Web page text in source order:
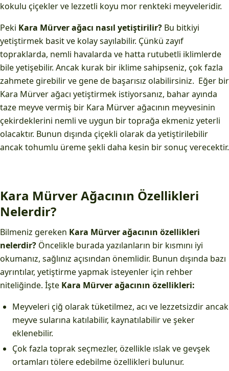
kokulu çiçekler ve lezzetli koyu mor renkteki meyveleridir.
Peki Kara Mürver ağacı nasıl yetiştirilir? Bu bitkiyi
yetiştirmek basit ve kolay sayılabilir. Çünkü zayıf
topraklarda, nemli havalarda ve hatta rutubetli iklimlerde
bile yetişebilir. Ancak kurak bir iklime sahipseniz, çok fazla
zahmete girebilir ve gene de başarısız olabilirsiniz. Eğer bir
Kara Mürver ağacı yetiştirmek istiyorsanız, bahar ayında
taze meyve vermiş bir Kara Mürver ağacının meyvesinin
çekirdeklerini nemli ve uygun bir toprağa ekmeniz yeterli
olacaktır. Bunun dışında çiçekli olarak da yetiştirilebilir
ancak tohumlu üreme şekli daha kesin bir sonuç verecektir.
Kara Mürver Ağacının Özellikleri
Nelerdir?
Bilmeniz gereken Kara Mürver ağacının özellikleri
nelerdir? Öncelikle burada yazılanların bir kısmını iyi
okumanız, sağlınız açısından önemlidir. Bunun dışında bazı
ayrıntılar, yetiştirme yapmak isteyenler için rehber
niteliğinde. İşte Kara Mürver ağacının özellikleri:
Meyveleri çiğ olarak tüketilmez, acı ve lezzetsizdir ancak
meyve sularına katılabilir, kaynatılabilir ve şeker
eklenebilir.
Çok fazla toprak seçmezler, özellikle ıslak ve gevşek
ortamları tölere edebilme özellikleri bulunur.